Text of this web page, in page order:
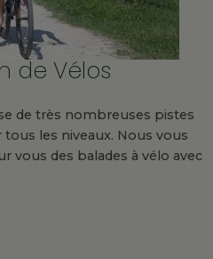
de Vélos
de très nombreuses pistes
les niveaux. Nous vous
vous des balades à vélo avec